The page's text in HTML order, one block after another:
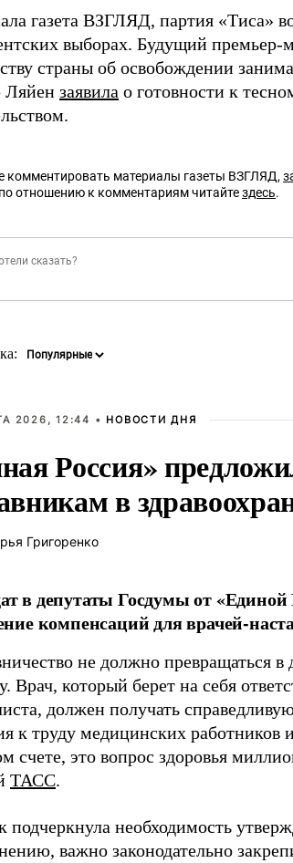
газета ВЗГЛЯД, партия «Тиса»
выборах. Будущий премьер-
страны об освобождении
Ляйен заявила о готовности к
комментировать материалы газеты ВЗГЛЯД,
отношению к комментариям читайтездесь.
2026, 12:44 • НОВОСТИ ДНЯ
Россия»
в
Григоренко
в депутаты Госдумы от
компенсаций для врачей-
не должно превращаться
Врач, который берет на себя
должен получать
к труду медицинских работников
счете, это вопрос здоровья
ТАСС.
подчеркнула необходимость
важно законодательно